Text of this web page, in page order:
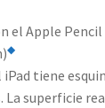
el Apple Pencil
◆
tiene
La superficie